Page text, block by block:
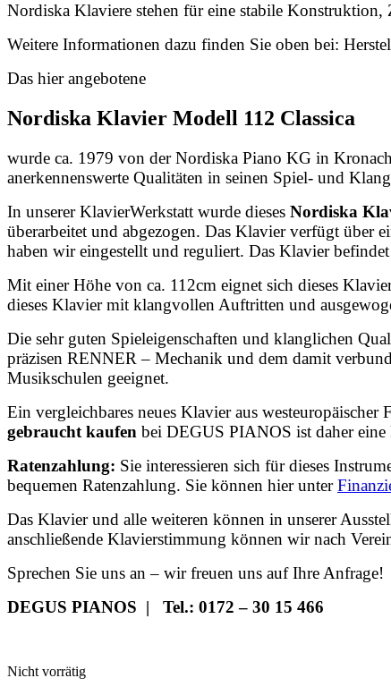
Nordiska Klaviere stehen für eine stabile
Weitere Informationen dazu finden Sie oben bei:
Das hier angebotene
Nordiska Klavier Modell 112 Classica
wurde ca. 1979 von der Nordiska Piano KG in
anerkennenswerte Qualitäten in seinen Spiel- und
In unserer KlavierWerkstatt wurde dieses Nordiska
überarbeitet und abgezogen. Das Klavier verfügt über
haben wireingestellt und reguliert. Das Klavier
Mit einer Höhe von ca. 112cm eignet sich dieses
dieses Klavier mit klangvollen Auftritten und
Die sehr guten Spieleigenschaften und klanglichen
präzisen RENNER – Mechanik und dem damit
Musikschulen geeignet.
Ein vergleichbares neues Klavier aus
gebraucht kaufen bei DEGUS PIANOS ist daher
Ratenzahlung: Sie interessieren sich für dieses
bequemen Ratenzahlung. Sie können hier unter
Das Klavier und alle weiteren können in unserer
anschließende Klavierstimmung können wir nach
Sprechen Sie uns an – wir freuen uns auf Ihre Anfrage!
DEGUS PIANOS | Tel.: 0172 – 30 15 466
Nicht vorrätig